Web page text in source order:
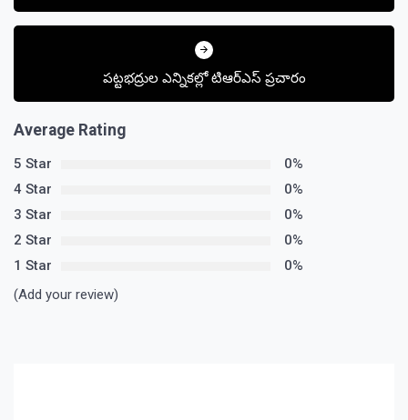
పట్టభద్రుల ఎన్నికల్లో టిఆర్ఎస్ ప్రచారం
Average Rating
5 Star
0%
4 Star
0%
3 Star
0%
2 Star
0%
1 Star
0%
(Add your review)